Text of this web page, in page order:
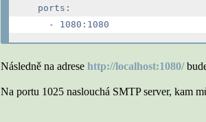
  ports:
Následně na adrese http://localhost:1080/
Na portu 1025 naslouchá SMTP server, kam